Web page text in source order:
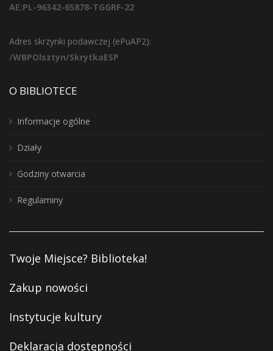
AE:PL-96342-65878-TGGRF-22
Adres skrzynki podawczej (ePuAP2):
/WBPOlsztyn/SkrytkaESP
O BIBLIOTECE
Informacje ogólne
Działy
Godziny otwarcia
Regulaminy
Twoje Miejsce? Biblioteka!
Zakup nowości
Instytucje kultury
Deklaracja dostępności